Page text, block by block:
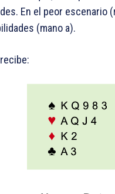
En el peor escenario
(mano a).